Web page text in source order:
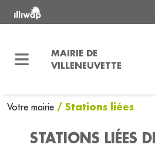
MAIRIE DE
VILLENEUVETTE
Votre mairie / Stations liées
STATIONS LIÉES